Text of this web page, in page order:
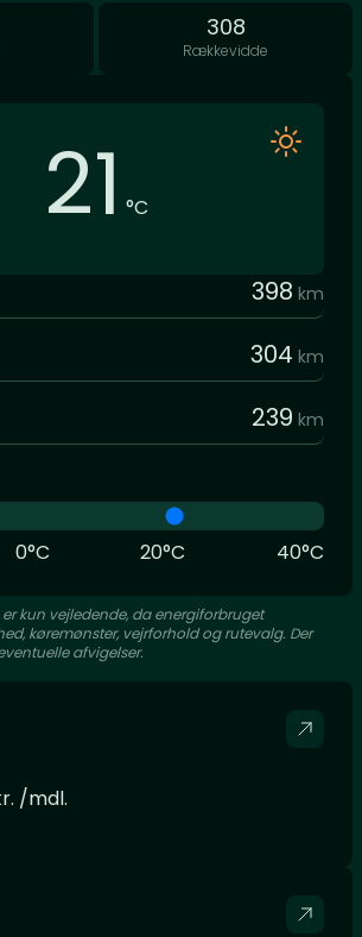
308
Rækkevidde
21 °C
398 km
304 km
239 km
0°C 20°C 40°C
kun vejledende, da energiforbruget
køremønster, vejrforhold og rutevalg. Der
afvigelser.
/mdl.